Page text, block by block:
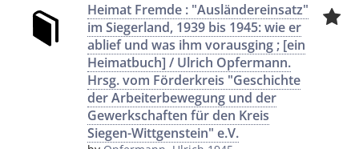
Heimat Fremde : "Ausländereinsatz"
im Siegerland, 1939 bis 1945: wie er
ablief und was ihm vorausging ; [ein
Heimatbuch] / Ulrich Opfermann.
Hrsg. vom Förderkreis "Geschichte
der Arbeiterbewegung und der
Gewerkschaften für den Kreis
Siegen-Wittgenstein" e.V.